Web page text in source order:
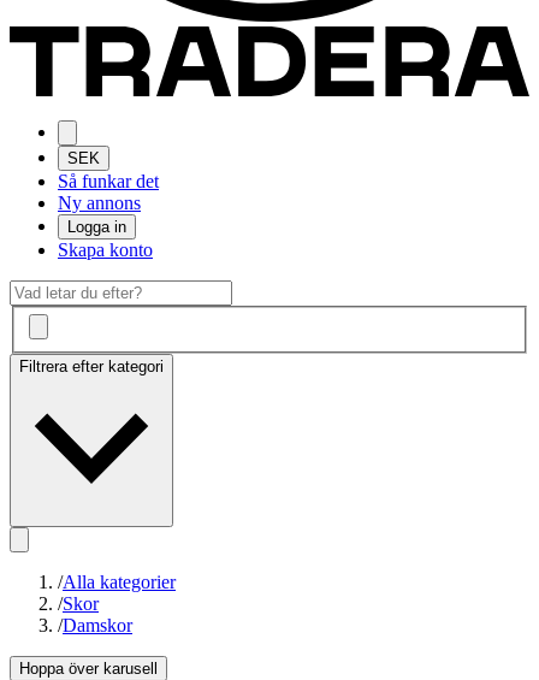
SEK
Så funkar det
Ny annons
Logga in
Skapa konto
Filtrera efter kategori
/Alla kategorier
/Skor
/Damskor
Hoppa över karusell